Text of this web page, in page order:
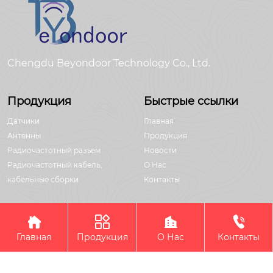
Chengdu Beyondoor Technology Co., Ltd.
Продукция
Датчики
Антенны
Радиочастотный разъем
Радиочастотный кабель,
кабельные сборки
Быстрые ссылки
Главная
Продукция
Новости
О Hас
Контакты
Авторское право©Chengdu Beyondoor Technology Co., Ltd.

Главная

Продукция

О Нас

Контакты